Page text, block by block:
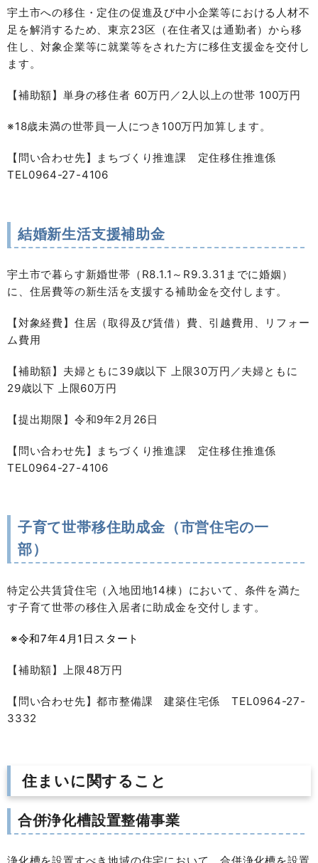
宇土市への移住・定住の促進及び中小企業等における人材不
足を解消するため、東京23区（在住者又は通勤者）から移
住し、対象企業等に就業等をされた方に移住支援金を交付し
ます。
【補助額】単身の移住者 60万円／2人以上の世帯 100万円
※18歳未満の世帯員一人につき100万円加算します。
【問い合わせ先】まちづくり推進課 定住移住推進係
TEL0964-27-4106
結婚新生活支援補助金
宇土市で暮らす新婚世帯（R8.1.1～R9.3.31までに婚姻）
に、住居費等の新生活を支援する補助金を交付します。
【対象経費】住居（取得及び賃借）費、引越費用、リフォー
ム費用
【補助額】夫婦ともに39歳以下 上限30万円／夫婦ともに
29歳以下 上限60万円
【提出期限】令和9年2月26日
【問い合わせ先】まちづくり推進課 定住移住推進係
TEL0964-27-4106
子育て世帯移住助成金（市営住宅の一
部）
特定公共賃貸住宅（入地団地14棟）において、条件を満た
す子育て世帯の移住入居者に助成金を交付します。
※令和7年4月1日スタート
【補助額】上限48万円
【問い合わせ先】都市整備課 建築住宅係 TEL0964-27-
3332
住まいに関すること
合併浄化槽設置整備事業